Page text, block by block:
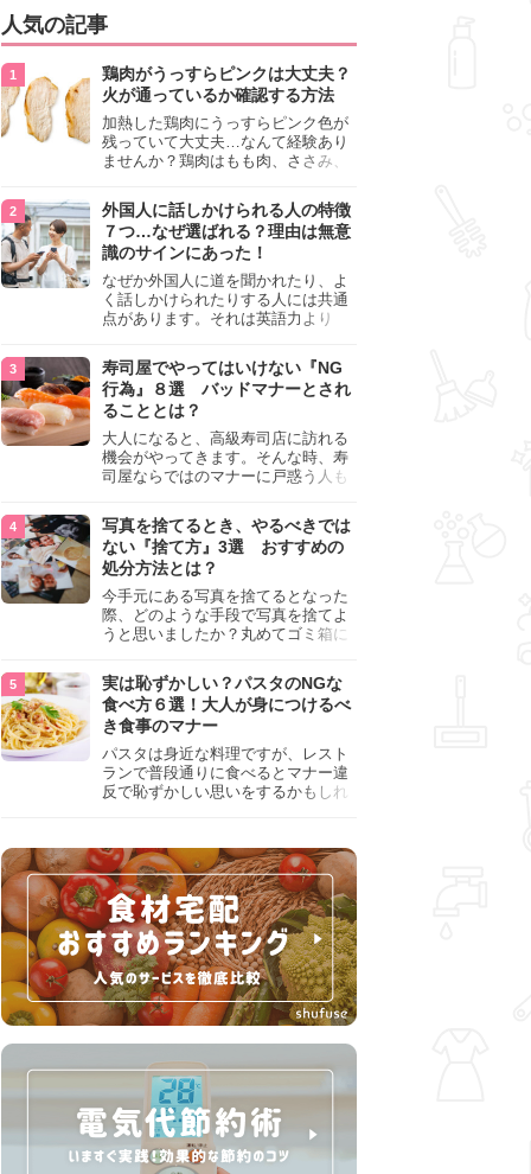
人気の記事
鶏肉がうっすらピンクは大丈夫？
火が通っているか確認する方法
加熱した鶏肉にうっすらピンク色が
残っていて大丈夫…なんて経験あり
ませんか？鶏肉はもも肉、ささみ、
わいが異なり、いろいろと楽しめる
料理ですが、鶏肉は加熱した後でも
うっすらピンク色の部分が大丈夫な
のと気になるときがあります。この
記事では生焼けか火が通っているの
かを確認する方法や、鶏肉を調理す
るときの注意点を紹介しますので、
参考にしてみてくださいね。
外国人に話しかけられる人の特徴
７つ…なぜ選ばれる？理由は無意
識のサインにあった！
なぜか外国人に道を聞かれたり、よ
く話しかけられたりする人には共通
点があります。それは英語力より
けても大丈夫」というサインが関係
しています。よく選ばれる人の特徴
や、英語が苦手でも焦らない対処
法、自分を守るための注意点を詳し
く解説します。
寿司屋でやってはいけない『NG
行為』８選 バッドマナーとされ
ることとは？
大人になると、高級寿司店に訪れる
機会がやってきます。そんな時、寿
司屋ならではのマナーに戸惑う人も
らためて寿司屋でやってはいけない
『NG行為』をチェックしましょう。
写真を捨てるとき、やるべきでは
ない『捨て方』3選 おすすめの
処分方法とは？
今手元にある写真を捨てるとなった
際、どのような手段で写真を捨てよ
うと思いましたか？丸めてゴミ箱に
真は個人情報が詰まっているので、
ただ丸めただけの状態で捨ててしま
うのは危険です。写真にすべきでは
ない捨て方をまとめているので、ぜ
ひチェックしておきましょう。
実は恥ずかしい？パスタのNGな
食べ方６選！大人が身につけるべ
き食事のマナー
パスタは身近な料理ですが、レスト
ランで普段通りに食べるとマナー違
反で恥ずかしい思いをするかもしれ
して、正しい食べ方を確認しましょ
う。大人の嗜みとして知っておきた
い新常識を解説します。